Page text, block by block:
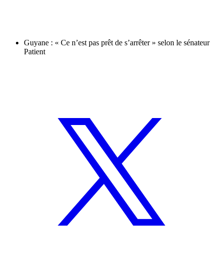
Guyane : « Ce n’est pas prêt de s’arrêter » selon le sénateur
Patient